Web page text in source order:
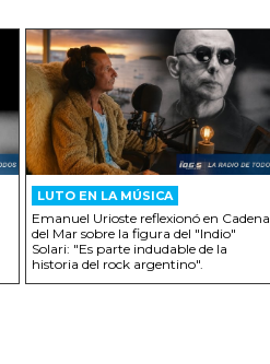
LUTO EN LA MÚSICA
Emanuel Urioste reflexionó en Cadena
del Mar sobre la figura del "Indio"
Solari: "Es parte indudable de la
historia del rock argentino".